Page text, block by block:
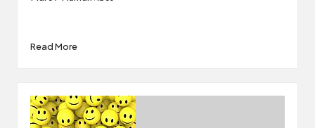
Read More